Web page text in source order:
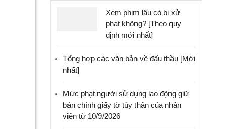
Xem phim lậu có bị xử
phạt không? [Theo quy
định mới nhất]
Tổng hợp các văn bản về đấu thầu [Mới
nhất]
Mức phạt người sử dụng lao động giữ
bản chính giấy tờ tùy thân của nhân
viên từ 10/9/2026